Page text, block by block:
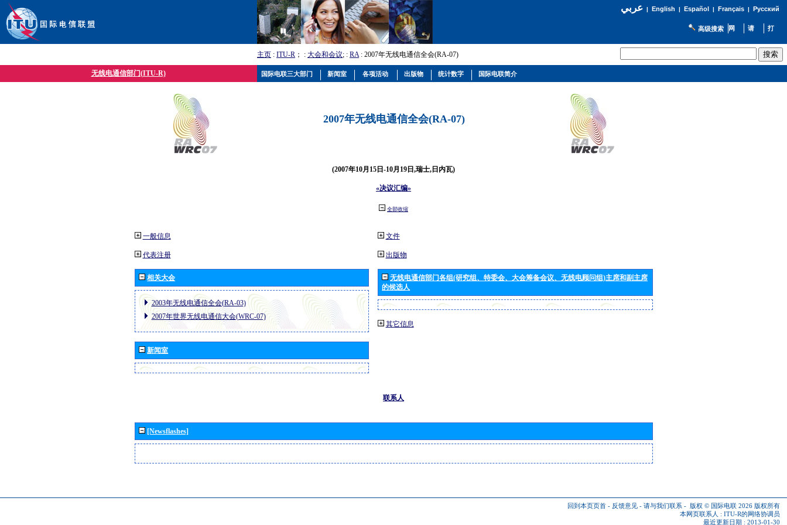
عربي| English | Español | Français| Русский
高级搜索
主页 : ITU-R ； : 大会和会议; : RA: 2007年无线电通信全会(RA-07)
无线电通信部门(ITU-R)
2007年无线电通信全会(RA-07)
(2007年10月15日-10月19日,瑞士,日内瓦)
«决议汇编»
全部收缩
一般信息
代表注册
相关大会
2003年无线电通信全会(RA-03)
2007年世界无线电通信大会(WRC-07)
新闻室
文件
出版物
无线电通信部门各组(研究组、特委会、大会筹备会议、无线电顾问组)主席和副主席
的候选人
其它信息
联系人
[Newsflashes]
回到本页页首 - 反馈意见 - 请与我们联系 - 版权 © 国际电联 2026 版权所有
本网页联系人 : ITU-R的网络协调员
最近更新日期 : 2013-01-30
国际电联三大部门 新闻室 各项活动 出版物 统计数字 国际电联简介